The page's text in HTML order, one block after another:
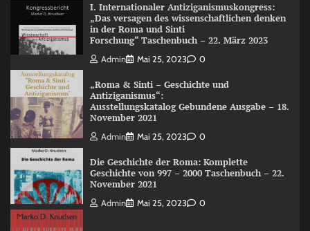
I. Internationaler Antiziganismuskongress:
„Das versagen des wissenschaftlichen denken
in der Roma und Sinti
Forschung“ Taschenbuch – 22. März 2023
Admin Mai 25, 2023 0
„Roma & Sinti – Geschichte und
Antiziganismus“:
Ausstellungskatalog Gebundene Ausgabe – 18.
November 2021
Admin Mai 25, 2023 0
Die Geschichte der Roma: Komplette
Geschichte von 997 – 2000 Taschenbuch – 22.
November 2021
Admin Mai 25, 2023 0